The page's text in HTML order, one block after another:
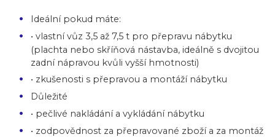
Ideální pokud máte:
• vlastní vůz 3,5 až 7,5 t pro přepravu nábytku
(plachta nebo skříňová nástavba, ideálně s dvojitou
zadní nápravou kvůli vyšší hmotnosti)
• zkušenosti s přepravou a montáží nábytku
Důležité
• pečlivé nakládání a vykládání nábytku
• zodpovědnost za přepravované zboží a za montáž